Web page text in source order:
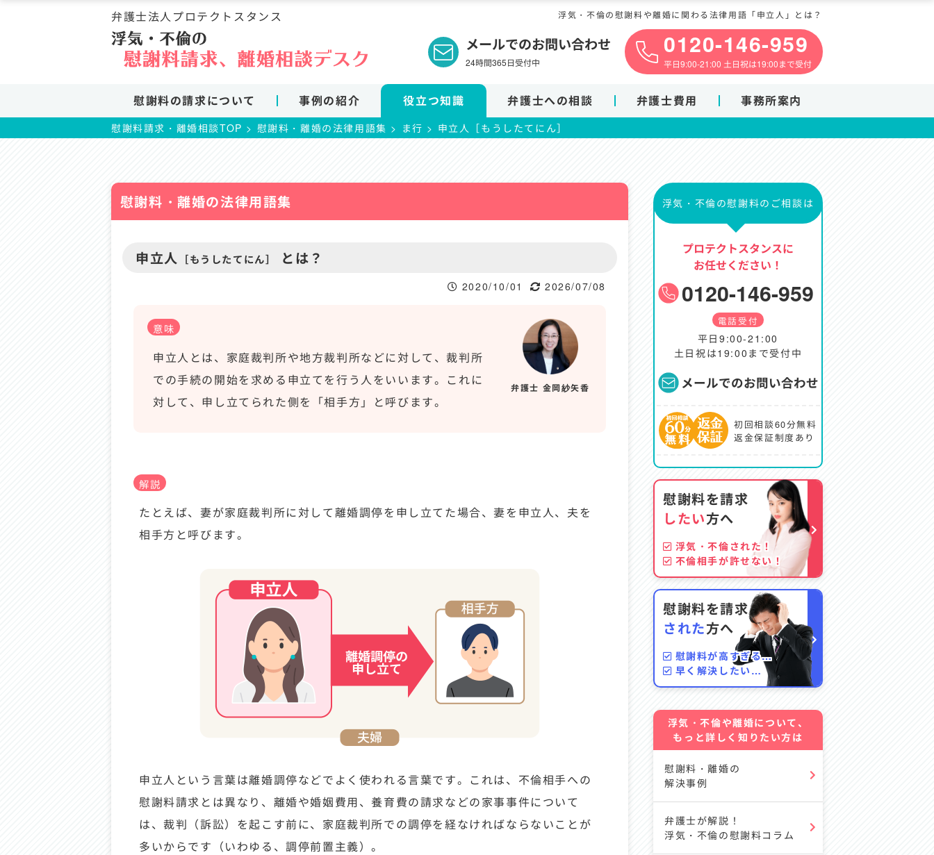
キ
浮気・不倫の慰謝料や離婚に関わる法律用語「申立人」とは？
弁護士法人プロテクトスタンス
メールでのお問い合わせ
24時間365日受付中
0120-146-959
平日9:00-21:00 土日祝は19:00まで受付
慰謝料の請求について 事例の紹介 役立つ知識 弁護士への相談 弁護士費用 事務所案内
慰謝料請求・離婚相談TOP > 慰謝料・離婚の法律用語集 > ま行 > 申立人［もうしたてにん］
慰謝料・離婚の法律用語集
申立人 ［もうしたてにん］ とは？
2020/10/01 2026/07/08
申立人とは、家庭裁判所や地方裁判所などに対して、裁判所
での手続の開始を求める申立てを行う人をいいます。これに
対して、申し立てられた側を「相手方」と呼びます。
意味
弁護士 金岡紗矢香
解説
たとえば、妻が家庭裁判所に対して離婚調停を申し立てた場合、妻を申立人、夫を
相手方と呼びます。
申立人という言葉は離婚調停などでよく使われる言葉です。これは、不倫相手への
慰謝料請求とは異なり、離婚や婚姻費用、養育費の請求などの家事事件について
は、裁判（訴訟）を起こす前に、家庭裁判所での調停を経なければならないことが
多いからです（いわゆる、調停前置主義）。
浮気・不倫の慰謝料のご相談は
プロテクトスタンスに
お任せください！
0120-146-959
電話受付
平日9:00-21:00
土日祝は19:00まで受付中
メールでのお問い合わせ
初回相談60分無料
返金保証制度あり
慰謝料を請求
したい方へ
浮気・不倫された！
不倫相手が許せない！
慰謝料を請求
された方へ
慰謝料が高すぎる…
早く解決したい…
浮気・不倫や離婚について、
もっと詳しく知りたい方は
慰謝料・離婚の
解決事例
弁護士が解説！
浮気・不倫の慰謝料コラム